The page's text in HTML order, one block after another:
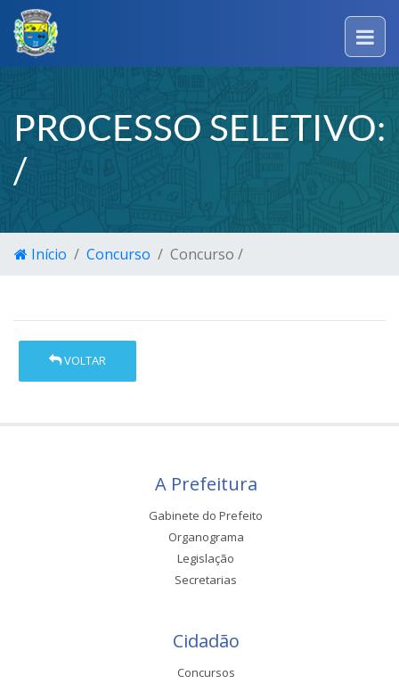
PROCESSO SELETIVO:
/
Início Concurso Concurso /
VOLTAR
A Prefeitura
Gabinete do Prefeito
Organograma
Legislação
Secretarias
Cidadão
Concursos